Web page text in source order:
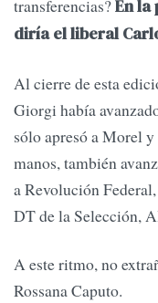
transferencias?En la
diría el liberal
Al cierre de esta
Giorgi había
sólo apresó a Morel
manos, también
a Revolución
DT de la Selección,
A este ritmo, no
Rossana Caputo.